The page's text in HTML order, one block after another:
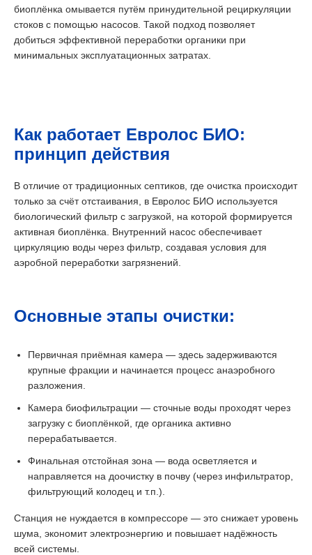
биоплёнка омывается путём принудительной рециркуляции
стоков с помощью насосов. Такой подход позволяет
добиться эффективной переработки органики при
минимальных эксплуатационных затратах.
Как работает Евролос БИО:
принцип действия
В отличие от традиционных септиков, где очистка происходит
только за счёт отстаивания, в Евролос БИО используется
биологический фильтр с загрузкой, на которой формируется
активная биоплёнка. Внутренний насос обеспечивает
циркуляцию воды через фильтр, создавая условия для
аэробной переработки загрязнений.
Основные этапы очистки:
Первичная приёмная камера — здесь задерживаются
крупные фракции и начинается процесс анаэробного
разложения.
Камера биофильтрации — сточные воды проходят через
загрузку с биоплёнкой, где органика активно
перерабатывается.
Финальная отстойная зона — вода осветляется и
направляется на доочистку в почву (через инфильтратор,
фильтрующий колодец и т.п.).
Станция не нуждается в компрессоре — это снижает уровень
шума, экономит электроэнергию и повышает надёжность
всей системы.